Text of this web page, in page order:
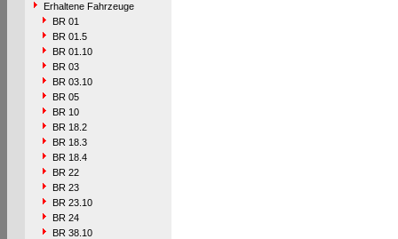
Erhaltene Fahrzeuge
BR 01
BR 01.5
BR 01.10
BR 03
BR 03.10
BR 05
BR 10
BR 18.2
BR 18.3
BR 18.4
BR 22
BR 23
BR 23.10
BR 24
BR 38.10